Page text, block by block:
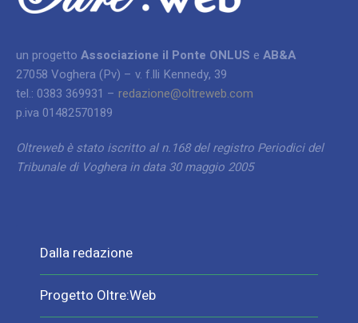
un progettoAssociazione il Ponte ONLUS eAB&A
27058 Voghera (Pv) – v. f.lli Kennedy, 39
tel.: 0383 369931 –redazione@oltreweb.com
p.iva 01482570189
Oltreweb è stato iscritto al n.168 del registro Periodici del
Tribunale di Voghera in data 30 maggio 2005
Dalla redazione
Progetto Oltre:Web